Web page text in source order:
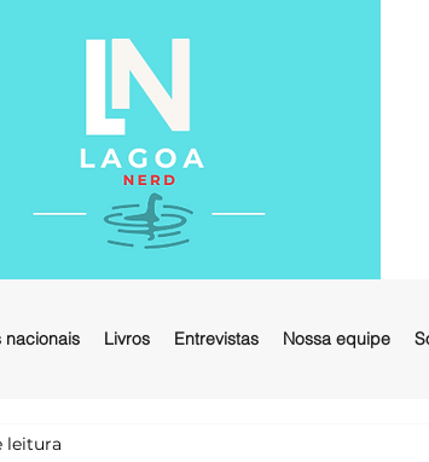
nacionais Livros Entrevistas Nossa equipe
leitura